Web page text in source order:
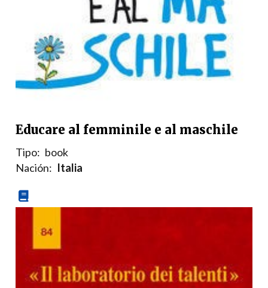
Educare al femminile e al maschile
Tipo: book
Nación: Italia